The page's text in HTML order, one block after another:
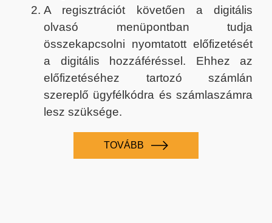
A regisztrációt követően a digitális
olvasó menüpontban tudja
összekapcsolni nyomtatott előfizetését
a digitális hozzáféréssel. Ehhez az
előfizetéséhez tartozó számlán
szereplő ügyfélkódra és számlaszámra
lesz szüksége.
TOVÁBB